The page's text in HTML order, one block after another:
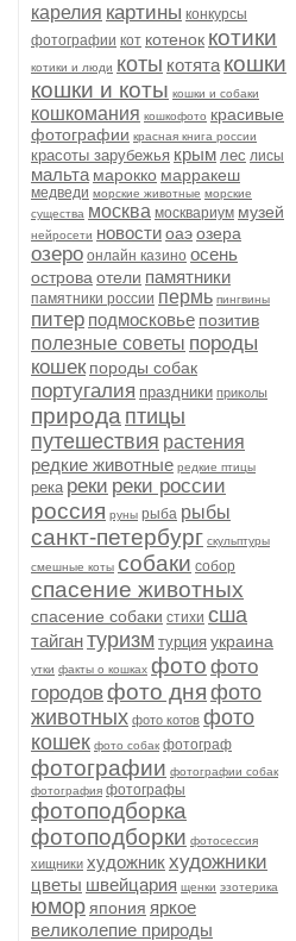
карелия картины конкурсы
фотографии кот котенок котики
котики и люди коты котята кошки
кошки и коты кошки и собаки
кошкомания кошкофото красивые
фотографии красная книга россии
красоты зарубежья крым лес лисы
мальта марокко марракеш
медведи морские животные морские
существа москва москвариум музей
нейросети новостиоаэозера
озеро онлайн казино осень
острова отели памятники
памятники россии пермь пингвины
питер подмосковье позитив
полезные советы породы
кошек породы собак
португалия праздники приколы
природа птицы
путешествия растения
редкие животные редкие птицы
река реки реки россии
россия руны рыба рыбы
санкт-петербург скульптуры
смешные коты собаки собор
спасение животных
спасение собаки стихи сша
тайгантуризм турция украина
утки факты о кошках фото фото
городовфото дня фото
животных фото котов фото
кошек фото собак фотограф
фотографии фотографии собак
фотография фотографы
фотоподборка
фотоподборки фотосессия
хищники художникхудожники
цветы швейцария щенки эзотерика
юмор япония яркое
великолепие природы